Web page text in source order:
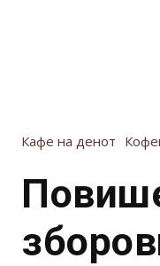
Кафе на денот